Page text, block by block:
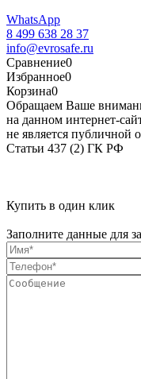
WhatsApp
8 499 638 28 37
info@evrosafe.ru
Сравнение0
Избранное0
Корзина0
Обращаем Ваше
на данном интернет-
не является публичной
Статьи 437 (2) ГК РФ
Купить в один клик
Заполните данные для